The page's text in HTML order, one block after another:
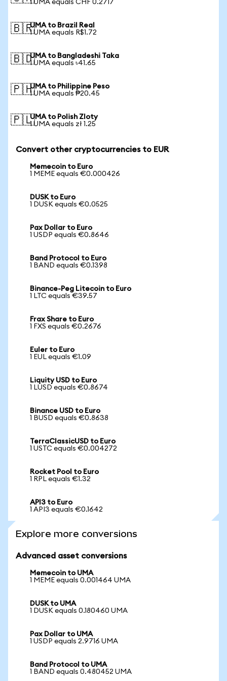
1 UMA equals CHF 0.2717
🇧🇷UMA to Brazil Real
1 UMA equals R$1.72
🇧🇩UMA to Bangladeshi Taka
1 UMA equals ৳41.65
🇵🇭UMA to Philippine Peso
1 UMA equals ₱20.45
🇵🇱UMA to Polish Zloty
1 UMA equals zł 1.25
Convert other cryptocurrencies to EUR
Memecoin to Euro
1 MEME equals €0.000426
DUSK to Euro
1 DUSK equals €0.0525
Pax Dollar to Euro
1 USDP equals €0.8646
Band Protocol to Euro
1 BAND equals €0.1398
Binance-Peg Litecoin to Euro
1 LTC equals €39.57
Frax Share to Euro
1 FXS equals €0.2676
Euler to Euro
1 EUL equals €1.09
Liquity USD to Euro
1 LUSD equals €0.8674
Binance USD to Euro
1 BUSD equals €0.8638
TerraClassicUSD to Euro
1 USTC equals €0.004272
Rocket Pool to Euro
1 RPL equals €1.32
API3 to Euro
1 API3 equals €0.1642
Explore more conversions
Advanced asset conversions
Memecoin to UMA
1 MEME equals 0.001464 UMA
DUSK to UMA
1 DUSK equals 0.180460 UMA
Pax Dollar to UMA
1 USDP equals 2.9716 UMA
Band Protocol to UMA
1 BAND equals 0.480452 UMA